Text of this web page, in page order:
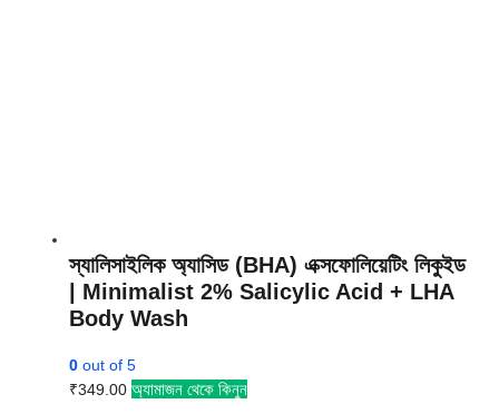
স্যালিসাইলিক অ্যাসিড (BHA) এক্সফোলিয়েটিং লিকুইড
| Minimalist 2% Salicylic Acid + LHA
Body Wash
0 out of 5
₹349.00 অ্যামাজন থেকে কিনুন